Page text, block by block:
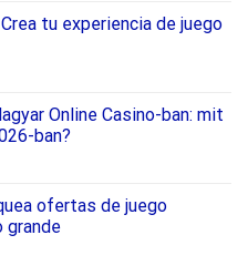
tu experiencia de juego
Online Casino-ban: mit
ban?
ofertas de juego
grande